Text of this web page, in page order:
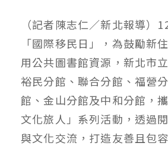
（記者陳志仁／新北報導）
「國際移民日」，為鼓勵新
用公共圖書館資源，新北市
裕民分館、聯合分館、福營
館、金山分館及中和分館，
文化旅人」系列活動，透過
與文化交流，打造友善且包